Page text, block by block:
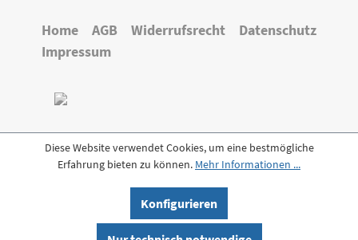
Home AGB Widerrufsrecht
Datenschutz
Impressum
Diese Website verwendet Cookies, um eine bestmögliche
Erfahrung bieten zu können. Mehr Informationen ...
Konfigurieren